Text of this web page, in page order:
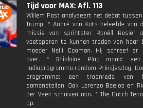
Tijd voor MAX: Afl. 113
Willem Post analyseert het debat
Trump. * André van Kats beleefde van
missie van sprintster Ronéll Rosier
voetsporen te kunnen treden van haar
moeder Nelli Cooman. Hij schreef er
over. * Ghislaine Plag maakt een
radioprogramma rondom Prinsjesdag.
programma: een troonrede van
samenstellen. Ook Lorenzo Beeloo en
der Veen schuiven aan. * The Dutch
op.